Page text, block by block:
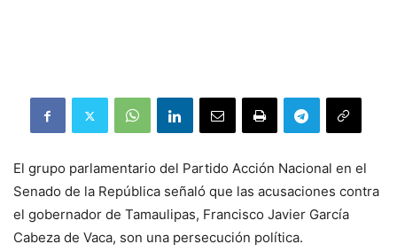
El grupo parlamentario del Partido Acción Nacional en el
Senado de la República señaló que las acusaciones contra
el gobernador de Tamaulipas, Francisco Javier García
Cabeza de Vaca, son una persecución política.